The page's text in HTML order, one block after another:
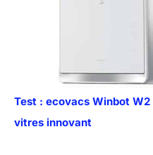
Test : ecovacs Winbot
vitres innovant